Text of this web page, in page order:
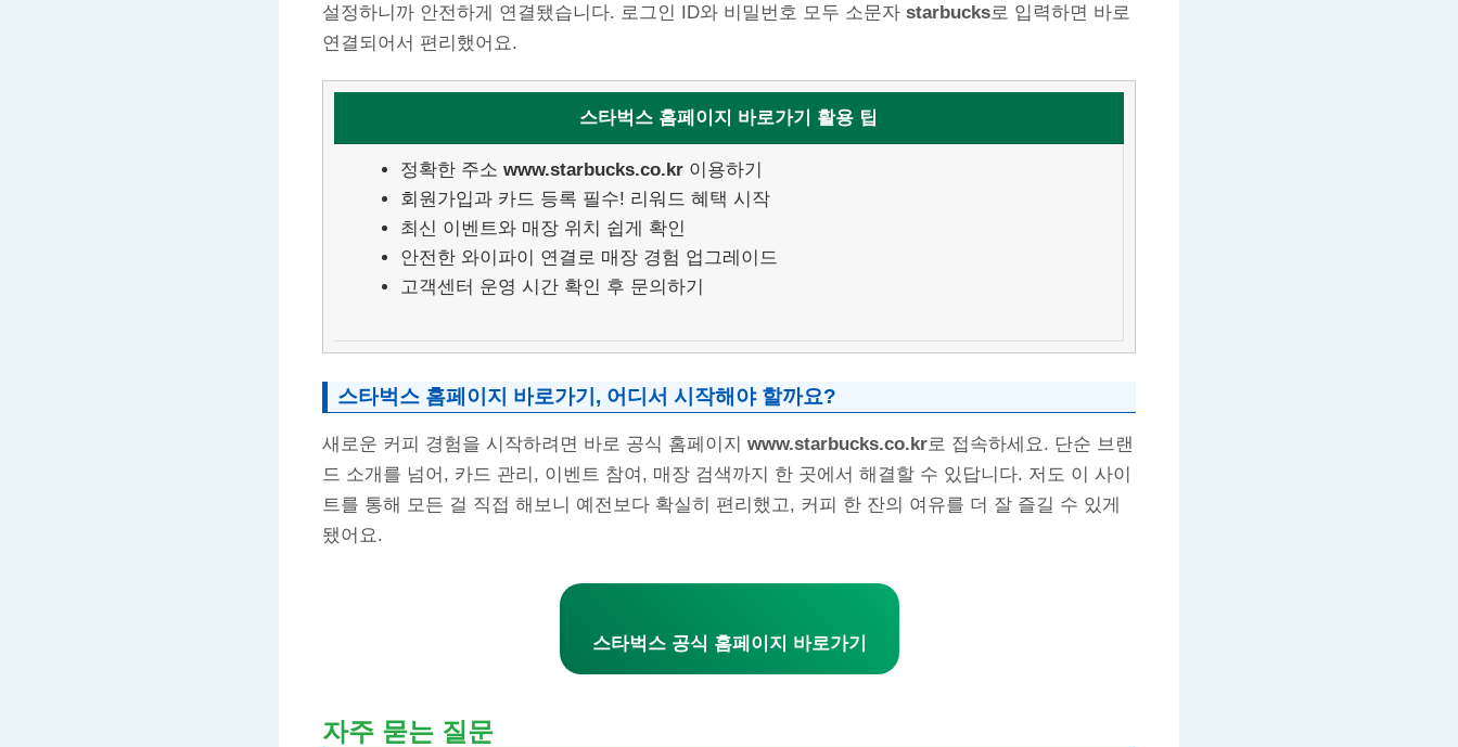
설정하니까 안전하게 연결됐습니다. 로그인 ID와 비밀번호 모두 소문자 starbucks로 입력하면 바로
연결되어서 편리했어요.
스타벅스 홈페이지 바로가기 활용 팁
정확한 주소 www.starbucks.co.kr 이용하기
회원가입과 카드 등록 필수! 리워드 혜택 시작
최신 이벤트와 매장 위치 쉽게 확인
안전한 와이파이 연결로 매장 경험 업그레이드
고객센터 운영 시간 확인 후 문의하기
스타벅스 홈페이지 바로가기, 어디서 시작해야 할까요?
새로운 커피 경험을 시작하려면 바로 공식 홈페이지 www.starbucks.co.kr로 접속하세요. 단순 브랜
드 소개를 넘어, 카드 관리, 이벤트 참여, 매장 검색까지 한 곳에서 해결할 수 있답니다. 저도 이 사이
트를 통해 모든 걸 직접 해보니 예전보다 확실히 편리했고, 커피 한 잔의 여유를 더 잘 즐길 수 있게
됐어요.
스타벅스 공식 홈페이지 바로가기
자주 묻는 질문